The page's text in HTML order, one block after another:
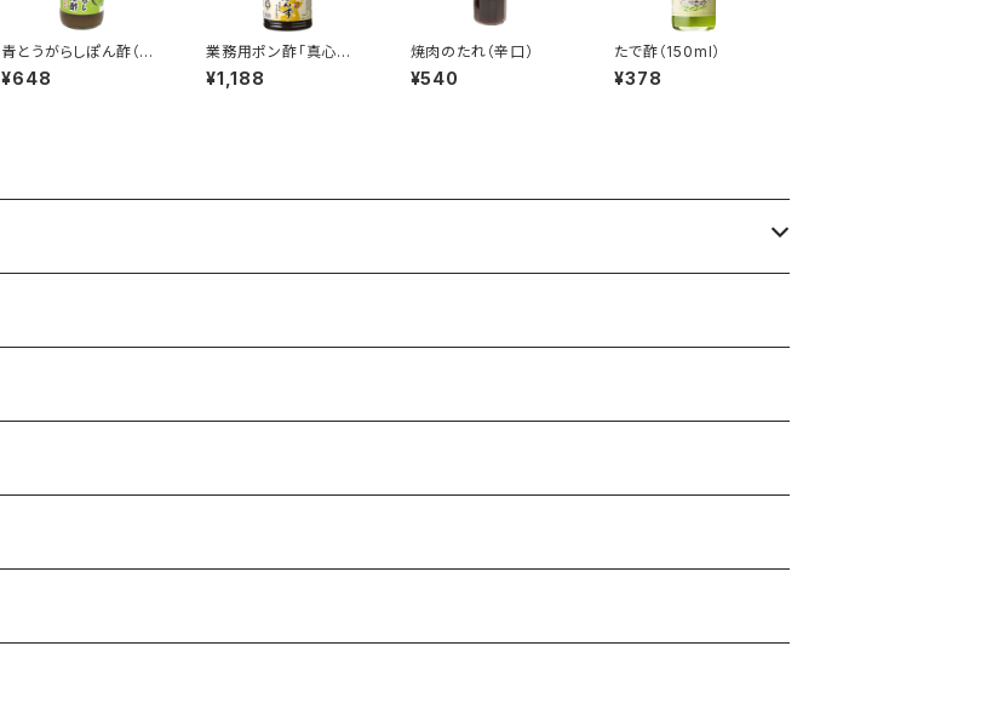
青とうがらしぽん酢（30
0ml）
¥648
業務用ポン酢「真心ぽ
ん酢」（1800ml）
¥1,188
焼肉のたれ（辛口）
¥540
たで酢（150ml）
¥378